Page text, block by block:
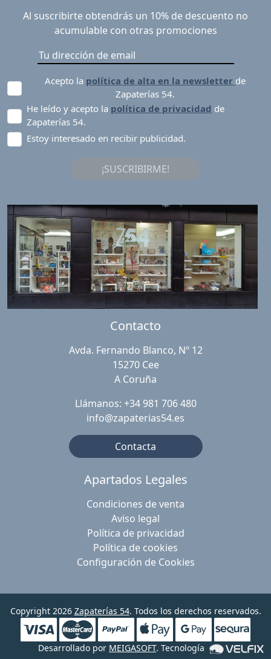
Al suscribirte obtendrás un 10% de descuento no
acumulable con otras promociones
Acepto la política de alta en la newsletter de
Zapaterías 54.
He leído y acepto la política de privacidad de
Zapaterías 54.
Estoy interesado en recibir publicidad.
¡SUSCRIBIRME!
Contacto
Avda. Fernando Blanco, Nº 12
15270 Cee
A Coruña
Llámanos: +34 981 706 480
info@zapaterias54.es
Contacta
Apartados Legales
Condiciones de venta
Aviso legal
Política de privacidad
Política de cookies
Configuración de Cookies
Copyright 2026 Zapaterías 54. Todos los derechos reservados.
Desarrollado por MEIGASOFT. Tecnología